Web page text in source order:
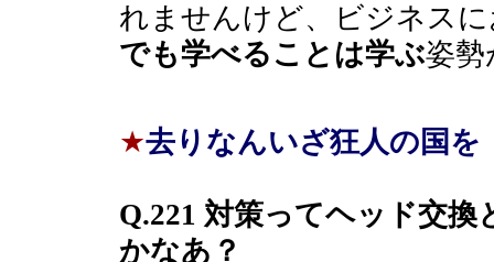
れませんけど、ビジネス
でも学べることは学ぶ姿勢
★去りなんいざ狂人の国を
Q.221 対策ってヘッド交
かなあ？